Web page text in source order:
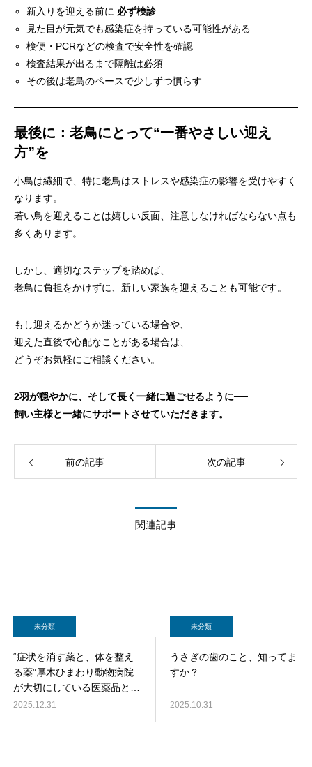
新入りを迎える前に 必ず検診
見た目が元気でも感染症を持っている可能性がある
検便・PCRなどの検査で安全性を確認
検査結果が出るまで隔離は必須
その後は老鳥のペースで少しずつ慣らす
最後に：老鳥にとって“一番やさしい迎え
方”を
小鳥は繊細で、特に老鳥はストレスや感染症の影響を受けやすく
なります。
若い鳥を迎えることは嬉しい反面、注意しなければならない点も
多くあります。
しかし、適切なステップを踏めば、
老鳥に負担をかけずに、新しい家族を迎えることも可能です。
もし迎えるかどうか迷っている場合や、
迎えた直後で心配なことがある場合は、
どうぞお気軽にご相談ください。
2羽が穏やかに、そして長く一緒に過ごせるように──
飼い主様と一緒にサポートさせていただきます。
前の記事 次の記事
関連記事
未分類
“症状を消す薬と、体を整え
る薬”厚木ひまわり動物病院
が大切にしている医薬品と漢
方薬の正しい使い分け
2025.12.31
未分類
うさぎの歯のこと、知ってま
すか？
2025.10.31